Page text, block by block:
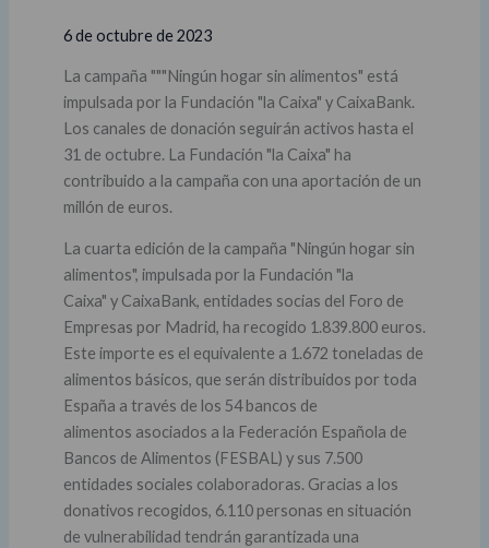
6 de octubre de 2023
La campaña """Ningún hogar sin alimentos" está
impulsada por la Fundación "la Caixa" y CaixaBank.
Los canales de donación seguirán activos hasta el
31 de octubre. La Fundación "la Caixa" ha
contribuido a la campaña con una aportación de un
millón de euros.
La cuarta edición de la campaña "Ningún hogar sin
alimentos", impulsada por la Fundación "la
Caixa" y CaixaBank, entidades socias del Foro de
Empresas por Madrid, ha recogido 1.839.800 euros.
Este importe es el equivalente a 1.672 toneladas de
alimentos básicos, que serán distribuidos por toda
España a través de los 54 bancos de
alimentos asociados a la Federación Española de
Bancos de Alimentos (FESBAL) y sus 7.500
entidades sociales colaboradoras. Gracias a los
donativos recogidos, 6.110 personas en situación
de vulnerabilidad tendrán garantizada una